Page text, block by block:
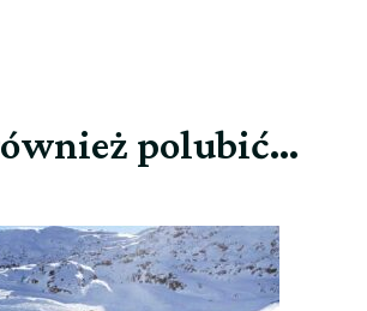
polubić…